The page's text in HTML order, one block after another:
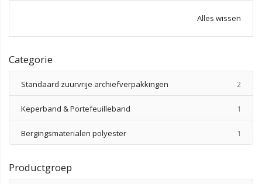
Alles wissen
Categorie
Standaard zuurvrije archiefverpakkingen 2
Keperband & Portefeuilleband 1
Bergingsmaterialen polyester 1
Productgroep